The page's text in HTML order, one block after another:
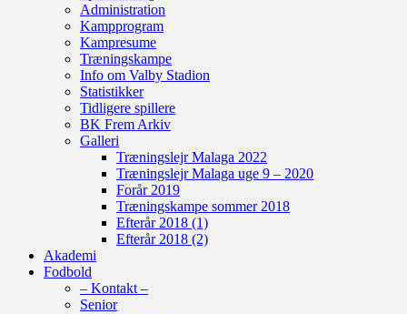
Administration
Kampprogram
Kampresume
Træningskampe
Info om Valby Stadion
Statistikker
Tidligere spillere
BK Frem Arkiv
Galleri
Træningslejr Malaga 2022
Træningslejr Malaga uge 9 – 2020
Forår 2019
Træningskampe sommer 2018
Efterår 2018 (1)
Efterår 2018 (2)
Akademi
Fodbold
– Kontakt –
Senior